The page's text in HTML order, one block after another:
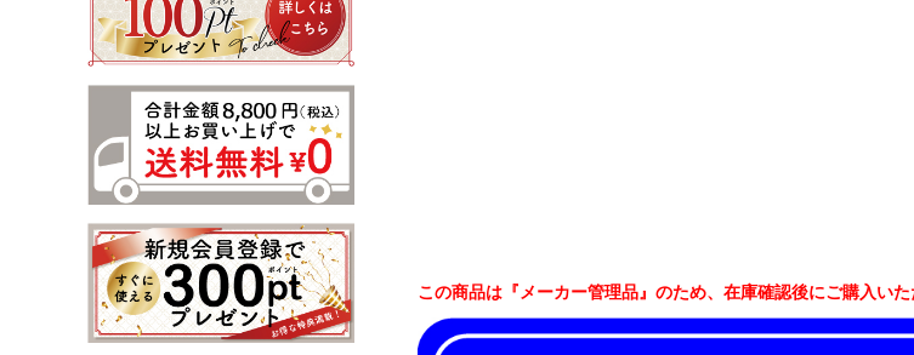
この商品は『メーカー管理品』のため、在庫確認後にご購入い